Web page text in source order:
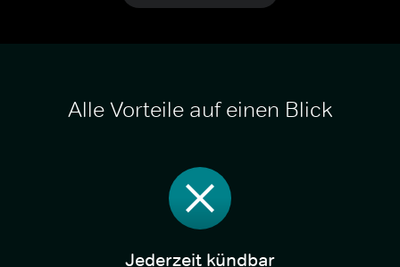
Alle Vorteile auf einen Blick
Jederzeit kündbar